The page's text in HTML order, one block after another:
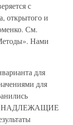
с
открытого и
См.
Нами
для
для